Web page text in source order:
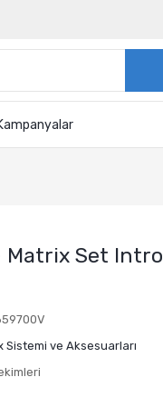
Matrix Set Intro
Sistemi ve Aksesuarları